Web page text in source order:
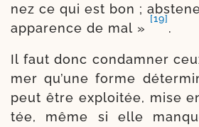
nez ce qui est bon ;
appa­rence de mal »
[19]
.
Il faut donc condam­ner
mer qu’une forme
peut être exploi­tée, mise
tée, même si elle